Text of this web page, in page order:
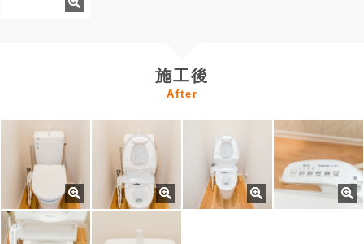
施工後
After